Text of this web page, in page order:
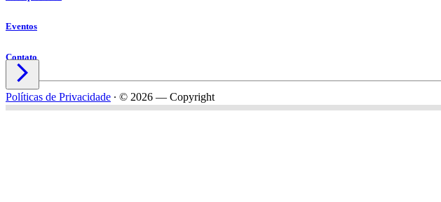
Eventos
Contato

Políticas de Privacidade ∙ © 2026 — Copyright